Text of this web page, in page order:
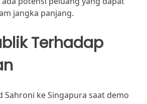
jangka panjang.
Terhadap
Sahroni ke Singapura saat demo